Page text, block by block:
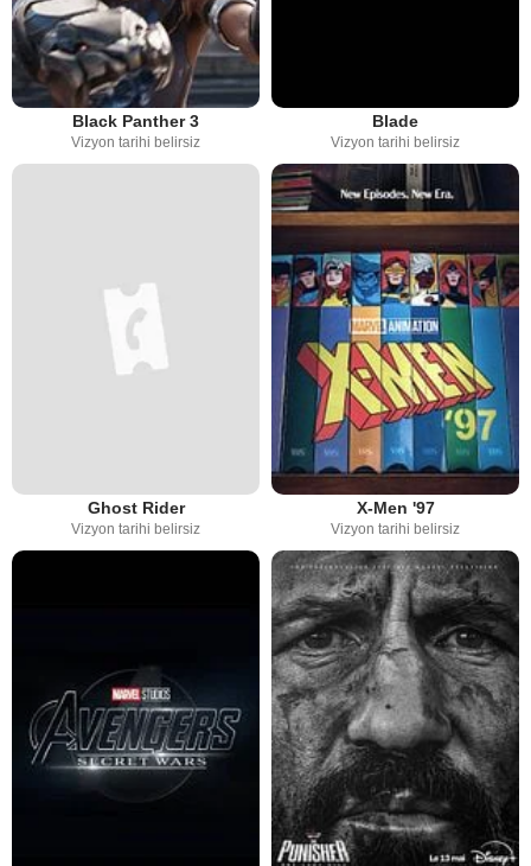
Black Panther 3
Vizyon tarihi belirsiz
Blade
Vizyon tarihi belirsiz
Ghost Rider
Vizyon tarihi belirsiz
X-Men '97
Vizyon tarihi belirsiz